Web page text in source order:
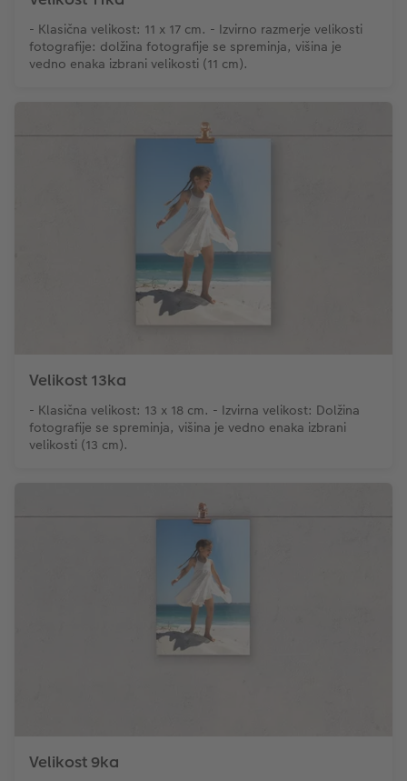
- Klasična velikost: 11 x 17 cm. - Izvirno razmerje velikosti
fotografije: dolžina fotografije se spreminja, višina je
vedno enaka izbrani velikosti (11 cm).
Velikost 13ka
- Klasična velikost: 13 x 18 cm. - Izvirna velikost: Dolžina
fotografije se spreminja, višina je vedno enaka izbrani
velikosti (13 cm).
Velikost 9ka